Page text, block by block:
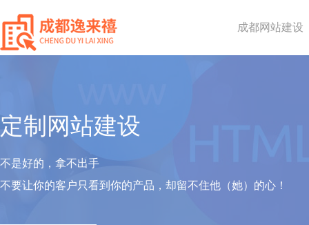
成都网站建设
定制网站建设
不是好的，拿不出手
不要让你的客户只看到你的产品，却留不住他（她）的心！